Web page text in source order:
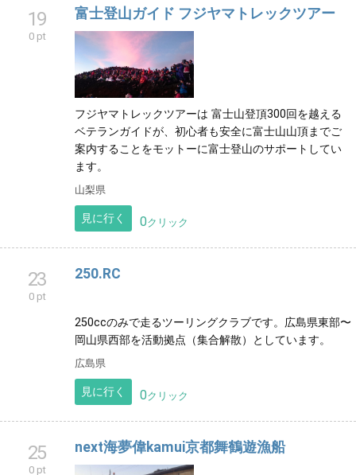
19
0 pt
富士登山ガイド フジヤマトレックツアー
フジヤマトレックツアーは 富士山登頂300回を越える
ベテランガイドが、初心者も安全に富士山山頂までご
案内することをモットーに富士登山のサポートしてい
ます。
山梨県
見に行く 0クリック
23
0 pt
250.RC
250ccのみで走るツーリングクラブです。広島県東部〜
広島県
見に行く 0 クリック